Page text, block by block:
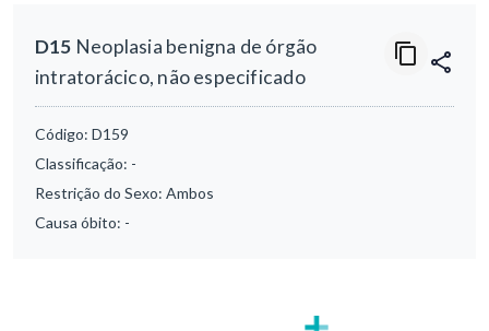
D15 Neoplasia benigna de órgão
intratorácico, não especificado
Código: D159
Classificação: -
Restrição do Sexo: Ambos
Causa óbito: -